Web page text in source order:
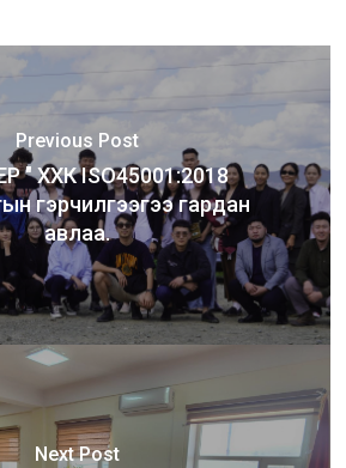
Previous Post
" ХХК ISO45001:2018
гэрчилгээгээ гардан
авлаа.
Next Post